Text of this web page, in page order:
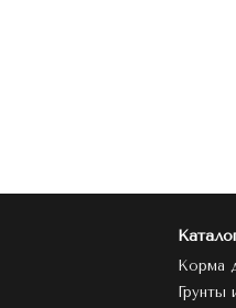
Корма
Грунты